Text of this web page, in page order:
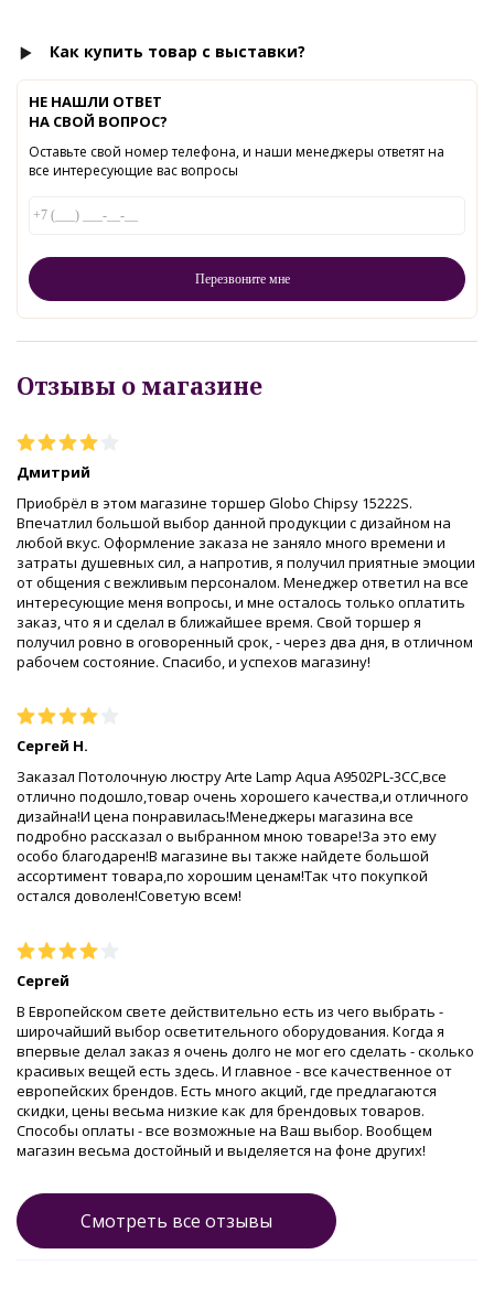
Как купить товар с выставки?
НЕ НАШЛИ ОТВЕТ
НА СВОЙ ВОПРОС?
Оставьте свой номер телефона, и наши менеджеры ответят на
все интересующие вас вопросы
Отзывы о магазине
Дмитрий
Приобрёл в этом магазине торшер Globo Chipsy 15222S.
Впечатлил большой выбор данной продукции с дизайном на
любой вкус. Оформление заказа не заняло много времени и
затраты душевных сил, а напротив, я получил приятные эмоции
от общения с вежливым персоналом. Менеджер ответил на все
интересующие меня вопросы, и мне осталось только оплатить
заказ, что я и сделал в ближайшее время. Свой торшер я
получил ровно в оговоренный срок, - через два дня, в отличном
рабочем состояние. Спасибо, и успехов магазину!
Сергей Н.
Заказал Потолочную люстру Arte Lamp Aqua A9502PL-3CC,все
отлично подошло,товар очень хорошего качества,и отличного
дизайна!И цена понравилась!Менеджеры магазина все
подробно рассказал о выбранном мною товаре!За это ему
особо благодарен!В магазине вы также найдете большой
ассортимент товара,по хорошим ценам!Так что покупкой
остался доволен!Советую всем!
Сергей
В Европейском свете действительно есть из чего выбрать -
широчайший выбор осветительного оборудования. Когда я
впервые делал заказ я очень долго не мог его сделать - сколько
красивых вещей есть здесь. И главное - все качественное от
европейских брендов. Есть много акций, где предлагаются
скидки, цены весьма низкие как для брендовых товаров.
Способы оплаты - все возможные на Ваш выбор. Вообщем
магазин весьма достойный и выделяется на фоне других!
Смотреть все отзывы